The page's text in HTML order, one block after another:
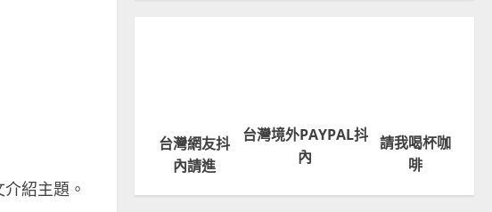
紹主題。
台灣網友抖
內請進
台灣境外PAYPAL抖
內
請我喝杯咖
啡